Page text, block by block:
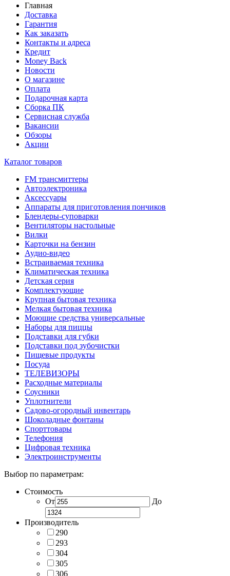
Главная
Доставка
Гарантия
Как заказать
Контакты и адреса
Кредит
Money Back
Новости
О магазине
Оплата
Подарочная карта
Сборка ПК
Сервисная служба
Вакансии
Обзоры
Акции
Каталог товаров
FM трансмиттеры
Автоэлектроника
Аксессуары
Аппараты для приготовления пончиков
Блендеры-суповарки
Вентиляторы настольные
Вилки
Карточки на бензин
Аудио-видео
Встраиваемая техника
Климатическая техника
Детская серия
Комплектующие
Крупная бытовая техника
Мелкая бытовая техника
Моющие средства универсальные
Наборы для пиццы
Подставки для губки
Подставки под зубочистки
Пищевые продукты
Посуда
ТЕЛЕВИЗОРЫ
Расходные материалы
Соусники
Уплотнители
Садово-огородный инвентарь
Шоколадные фонтаны
Спорттовары
Телефония
Цифровая техника
Электроинструменты
Выбор по параметрам:
Стоимость
От
До
Производитель
290
293
304
305
306